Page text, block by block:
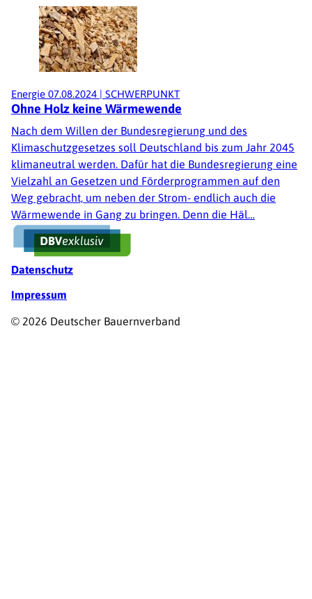
Energie 07.08.2024 | SCHWERPUNKT
Ohne Holz keine Wärmewende
Nach dem Willen der Bundesregierung und des
Klimaschutzgesetzes soll Deutschland bis zum Jahr 2045
klimaneutral werden. Dafür hat die Bundesregierung eine
Vielzahl an Gesetzen und Förderprogrammen auf den
Weg gebracht, um neben der Strom- endlich auch die
Wärmewende in Gang zu bringen. Denn die Häl…
Fußzeile
Datenschutz
Impressum
© 2026 Deutscher Bauernverband